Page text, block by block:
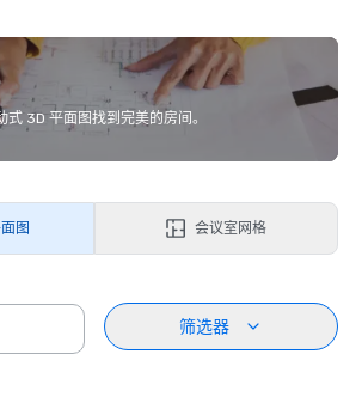
3D 平面图找到完美的房间。
图 会议室网格
筛选器